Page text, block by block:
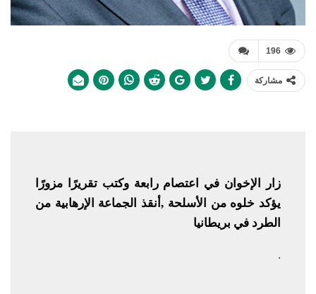
196
مشاركة
زار الإخوان في اعتصام رابعة وكتب تقريرًا مزورًا
يؤكد خلوه من الأسلحة ,أنقذ الجماعة الإرهابية من
الطرد في بريطانيا
.